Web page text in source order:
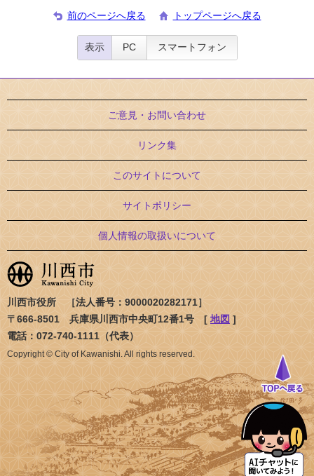
前のページへ戻る トップページへ戻る
表示 PC スマートフォン
ご意見・お問い合わせ
リンク集
このサイトについて
サイトポリシー
個人情報の取扱いについて
川西市役所 ［法人番号：9000020282171］
〒666-8501 兵庫県川西市中央町12番1号 [ 地図 ]
電話：072-740-1111（代表）
Copyright © City of Kawanishi. All rights reserved.